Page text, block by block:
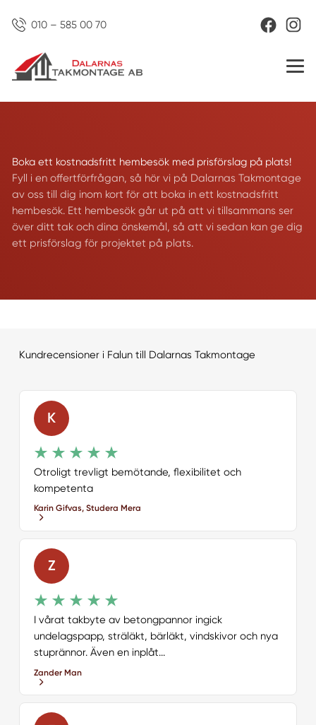
010 – 585 00 70
Boka ett kostnadsfritt hembesök med prisförslag på plats!
Fyll i en offertförfrågan, så hör vi på Dalarnas Takmontage
av oss till dig inom kort för att boka in ett kostnadsfritt
hembesök. Ett hembesök går ut på att vi tillsammans ser
över ditt tak och dina önskemål, så att vi sedan kan ge dig
ett prisförslag för projektet på plats.
Kundrecensioner i Falun till Dalarnas Takmontage
K
Otroligt trevligt bemötande, flexibilitet och
kompetenta
Karin Gifvas, Studera Mera
Z
I vårat takbyte av betongpannor ingick
undelagspapp, sträläkt, bärläkt, vindskivor och nya
stuprännor. Även en inplåt...
Zander Man